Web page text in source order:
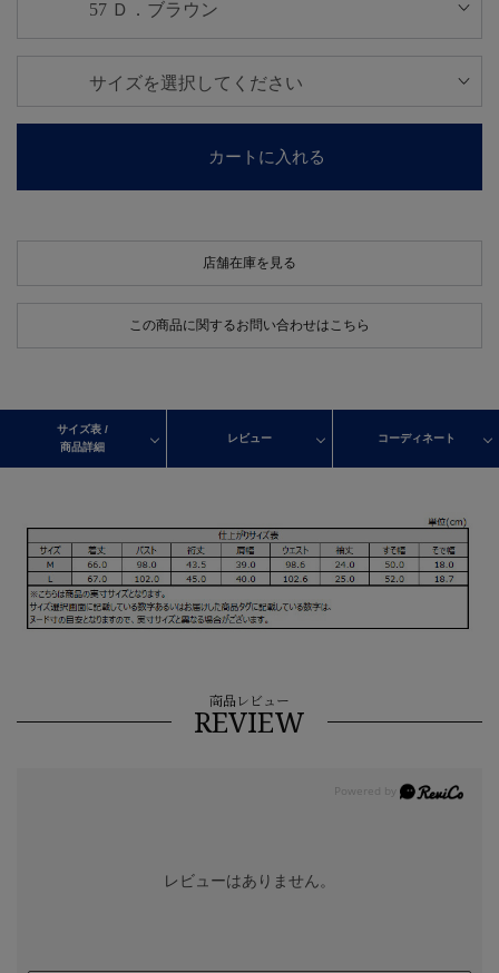
カートに入れる
店舗在庫を見る
この商品に関するお問い合わせはこちら
サイズ表 /
商品詳細
レビュー コーディネート
商品レビュー
REVIEW
レビューはありません。